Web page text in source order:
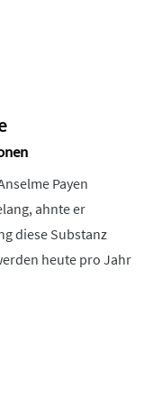
Payen
ahnte er
diese Substanz
heute pro Jahr